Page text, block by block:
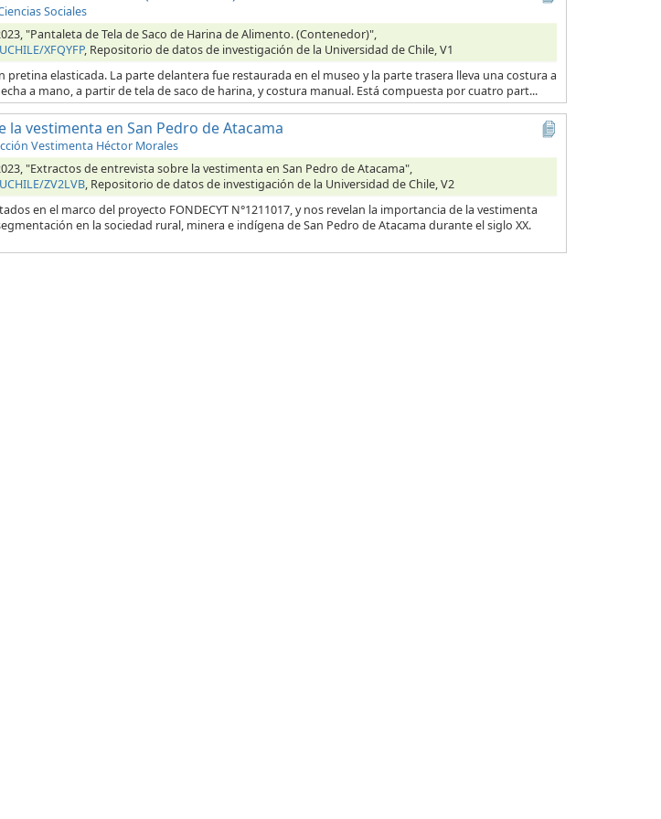
Sociales
"Pantaleta de Tela de Saco de Harina de Alimento. (Contenedor)",
XFQYFP, Repositorio de datos de investigación de la Universidad de Chile, V1
pretina elasticada. La parte delantera fue restaurada en el museo y la parte trasera lleva una costura a
a mano, a partir de tela de saco de harina, y costura manual. Está compuesta por cuatro part...
vestimenta en San Pedro de Atacama
Vestimenta Héctor Morales
"Extractos de entrevista sobre la vestimenta en San Pedro de Atacama",
ZV2LVB, Repositorio de datos de investigación de la Universidad de Chile, V2
en el marco del proyecto FONDECYT N°1211017, y nos revelan la importancia de la vestimenta
en la sociedad rural, minera e indígena de San Pedro de Atacama durante el siglo XX.